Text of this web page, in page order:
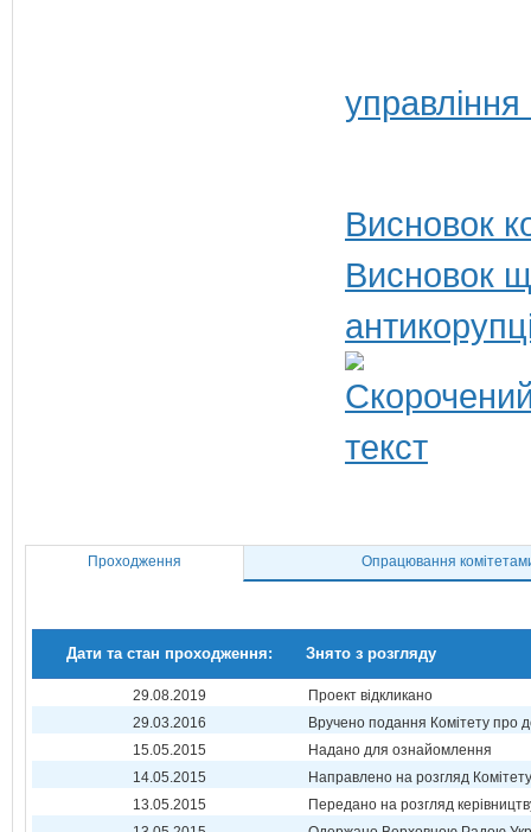
Висновок
Висновок
Проходження Опрацювання
Дати та стан проходження: Знято з розгляду
29.08.2019
Проект відкликано
29.03.2016
Вручено подання Комітету про
15.05.2015
Надано для ознайомлення
14.05.2015
Направлено на розгляд Комітету
13.05.2015
Передано на розгляд